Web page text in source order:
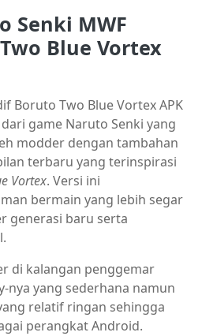
Senki MWF
Blue Vortex
Boruto Two Blue Vortex APK
game Naruto Senki yang
modder dengan tambahan
terbaru yang terinspirasi
Vortex. Versi ini
bermain yang lebih segar
generasi baru serta
di kalangan penggemar
nya yang sederhana namun
relatif ringan sehingga
perangkat Android.